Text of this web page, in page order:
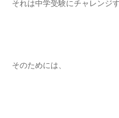
それは中学受験にチャレンジ
そのためには、